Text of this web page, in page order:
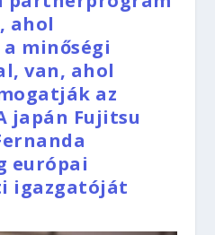
ahol
minőségi
van, ahol
az
japán Fujitsu
európai
igazgatóját